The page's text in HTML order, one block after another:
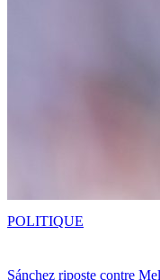
Sánchez riposte contre
POLITIQUE